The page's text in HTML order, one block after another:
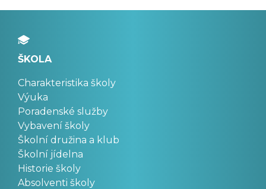
ŠKOLA
Charakteristika školy
Výuka
Poradenské služby
Vybavení školy
Školní družina a klub
Školní jídelna
Historie školy
Absolventi školy